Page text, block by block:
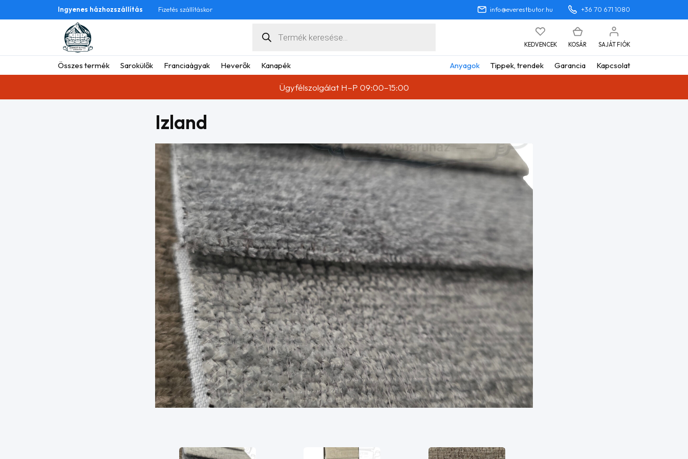
Ingyenes házhozszállítás Fizetés szállításkor info@everestbutor.hu +36 70 671 1080
search
KEDVENCEK KOSÁR SAJÁT FIÓK
Összes termék Sarokülők Franciaágyak Heverők Kanapék Anyagok Tippek, trendek Garancia Kapcsolat
Ügyfélszolgálat H–P 09:00–15:00
Izland